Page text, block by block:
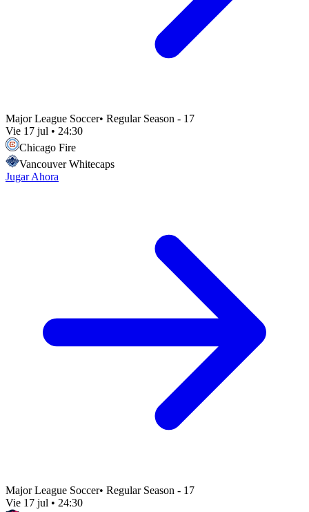
Major League Soccer• Regular Season - 17
Vie 17 jul • 24:30
Chicago Fire
Vancouver Whitecaps
Jugar Ahora
Major League Soccer• Regular Season - 17
Vie 17 jul • 24:30